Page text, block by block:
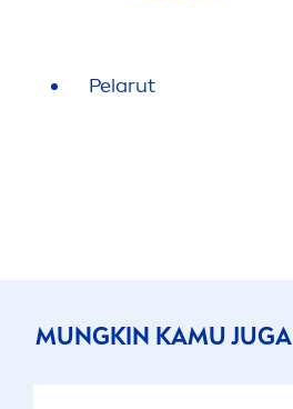
Pelarut
MUNGKIN KAMU JUGA